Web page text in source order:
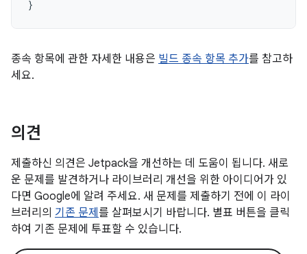
}
종속 항목에 관한 자세한 내용은 빌드 종속 항목 추가를 참고하
세요.
의견
제출하신 의견은 Jetpack을 개선하는 데 도움이 됩니다. 새로
운 문제를 발견하거나 라이브러리 개선을 위한 아이디어가 있
다면 Google에 알려 주세요. 새 문제를 제출하기 전에 이 라이
브러리의 기존 문제 를 살펴보시기 바랍니다. 별표 버튼을 클릭
하여 기존 문제에 투표할 수 있습니다.